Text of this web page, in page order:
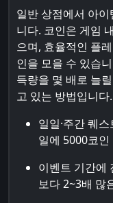
일반 상점에서 아
니다. 코인은 게임
으며, 효율적인 플
인을 모을 수 있습
득량을 몇 배로 늘
고 있는 방법입니다.
일일·주간 퀘
일에 5000코
이벤트 기간에
보다 2~3배 많